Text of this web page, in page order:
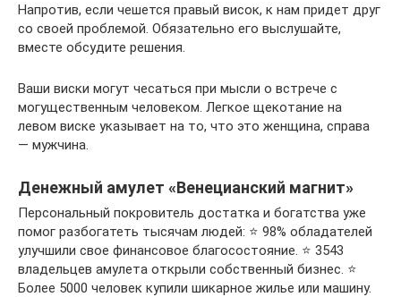
Напротив, если чешется правый висок, к нам придет друг
со своей проблемой. Обязательно его выслушайте,
вместе обсудите решения.
Ваши виски могут чесаться при мысли о встрече с
могущественным человеком. Легкое щекотание на
левом виске указывает на то, что это женщина, справа
— мужчина.
Денежный амулет «Венецианский магнит»
Персональный покровитель достатка и богатства уже
помог разбогатеть тысячам людей: ⭐ 98% обладателей
улучшили свое финансовое благосостояние. ⭐ 3543
владельцев амулета открыли собственный бизнес. ⭐
Более 5000 человек купили шикарное жилье или машину.